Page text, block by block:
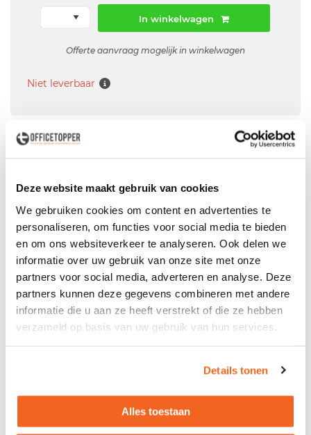
Deze website maakt gebruik van cookies
We gebruiken cookies om content en advertenties te
personaliseren, om functies voor social media te bieden
en om ons websiteverkeer te analyseren. Ook delen we
informatie over uw gebruik van onze site met onze
partners voor social media, adverteren en analyse. Deze
partners kunnen deze gegevens combineren met andere
informatie die u aan ze heeft verstrekt of die ze hebben
verzameld op basis van uw gebruik van hun services.
Details tonen
Alles toestaan
In winkelwagen
Offerte aanvraag mogelijk in winkelwagen
Niet leverbaar
Productspecificaties
Gebruikt hoekbureau Ahrend 500 grijs
- Rechtsmodel
- Metalen C-poots onderstel